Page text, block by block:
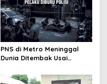
PNS di Metro Meninggal
Dunia Ditembak Usai
Diburu Polisi